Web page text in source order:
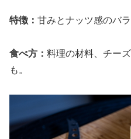
特徴： 甘みとナッツ感のバラ
食べ方： 料理の材料、チー
も。